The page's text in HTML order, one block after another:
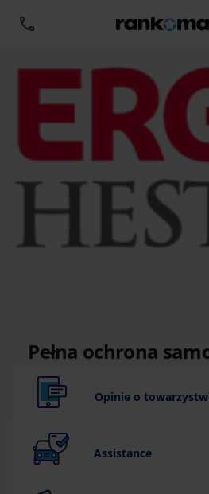
Pełna ochrona
Opinie o
Assistance